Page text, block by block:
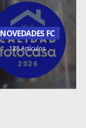
NOVEDADES FC
128 Artículos